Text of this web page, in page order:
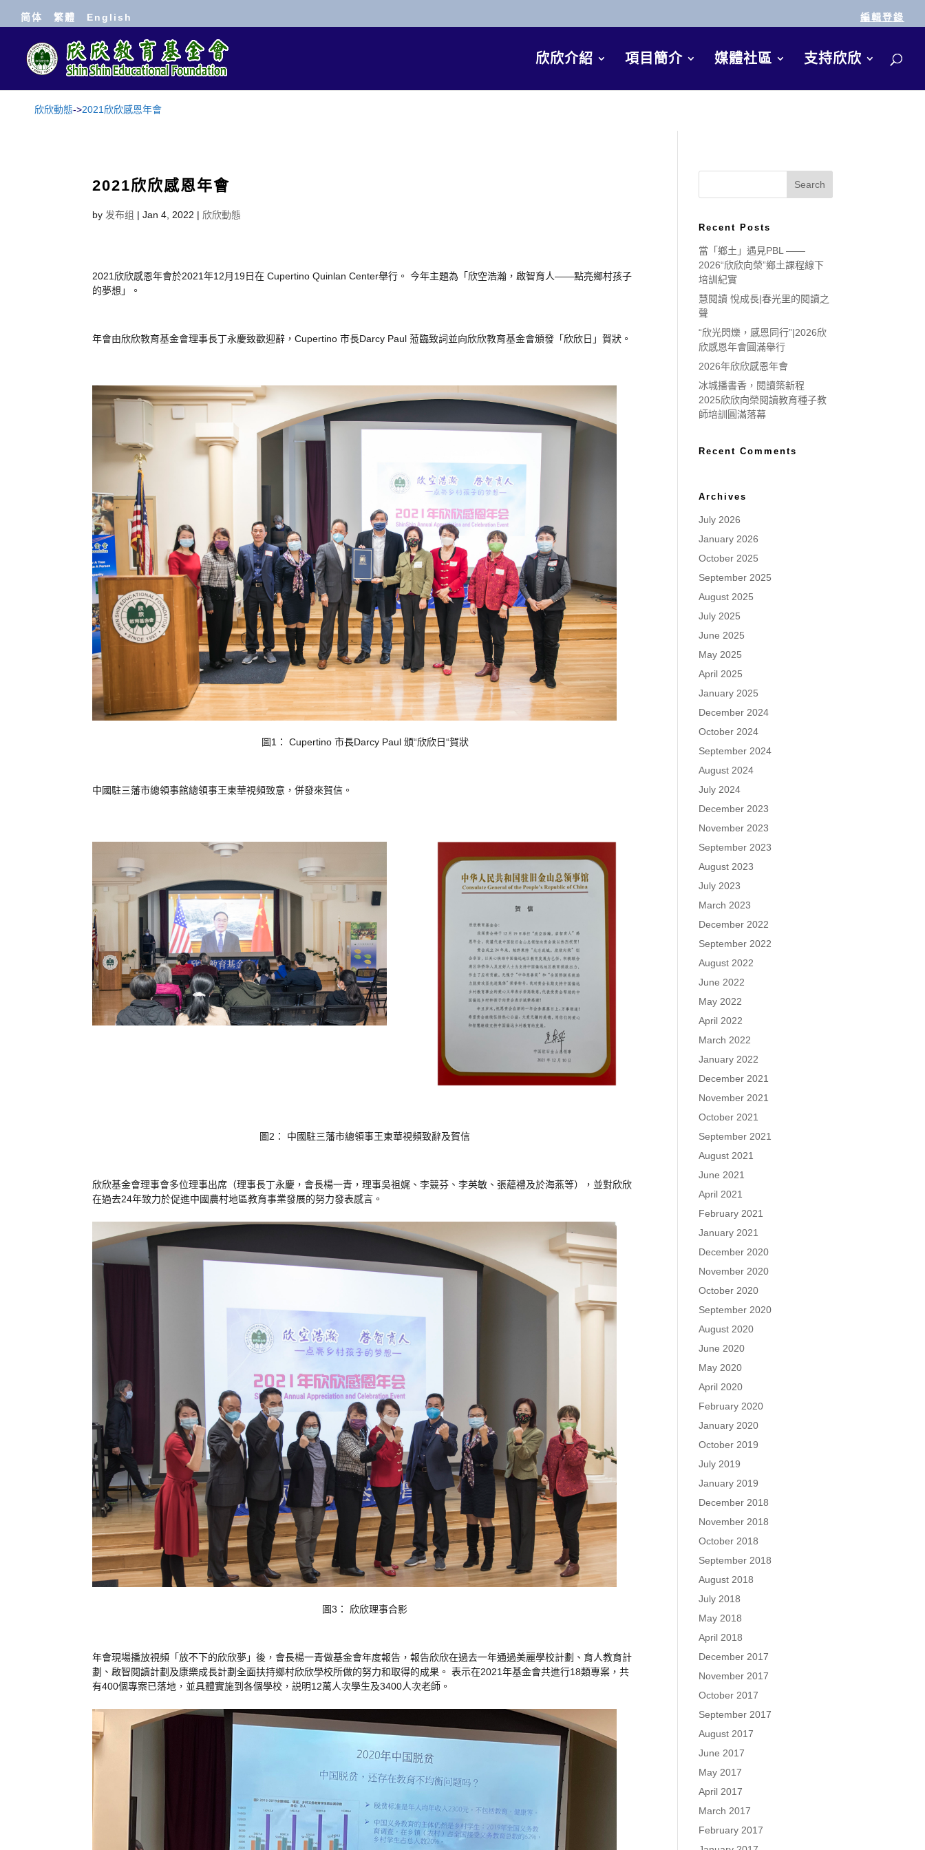
简体 繁體 English 編輯登錄
欣欣介紹 項目簡介 媒體社區 支持欣欣
欣欣動態->2021欣欣感恩年會
2021欣欣感恩年會
by 发布组 |Jan 4, 2022 | 欣欣動態
2021欣欣感恩年會於2021年12月 19日在 Cupertino Quinlan Center舉行 。 今年主題為 「 欣空浩瀚 ，啟智育人——點亮鄉村孩子
的夢想 」。
年會由欣欣教育基金會理事長丁永慶致歡迎辭 ，Cupertino 市長Darcy Paul 蒞臨致詞並向欣欣教育基金會頒發 「 欣欣日 」賀狀 。
圖1： Cupertino 市長Darcy Paul 頒“欣欣日“賀狀
中國駐三藩市總領事館總領事王東華視頻致意 ，併發來賀信 。
圖2 ： 中國駐三藩市總領事王東華視頻致辭及賀信
欣欣基金會理事會多位理事出席（理事長丁永慶 ，會長楊一青 ，理事吳祖娓 、李競芬 、李英敏 、張蘊禮及於海燕等） ，並對欣欣
在過去24年致力於促進中國農村地區教育事業發展的努力發表感言 。
圖3： 欣欣理事合影
年會現場播放視頻 「放不下的欣欣夢」後 ，會長楊一青做基金會年度報告 ，報告欣欣在過去一年通過美麗學校計劃 、育人教育計
劃 、 啟智閱讀計劃 及康樂成長計劃全面扶持鄉村欣欣學校所做的努力和取得的成果 。 表示在2021年基金會共進行18類專案 ，共
有400個專案已落地 ， 並具體實施到各個學校 ，説明12萬人次學生及3400人次老師 。
Recent Posts
當「鄉土」遇見PBL ——
2026“欣欣向榮”鄉土課程線下
培訓紀實
慧閱讀 悅成長|春光里的閱讀之
聲
“欣光閃爍，感恩同行”|2026欣
欣感恩年會圓滿舉行
2026年欣欣感恩年會
冰城播書香，閱讀築新程
2025欣欣向榮閱讀教育種子教
師培訓圓滿落幕
Recent Comments
Archives
July 2026
January 2026
October 2025
September 2025
August 2025
July 2025
June 2025
May 2025
April 2025
January 2025
December 2024
October 2024
September 2024
August 2024
July 2024
December 2023
November 2023
September 2023
August 2023
July 2023
March 2023
December 2022
September 2022
August 2022
June 2022
May 2022
April 2022
March 2022
January 2022
December 2021
November 2021
October 2021
September 2021
August 2021
June 2021
April 2021
February 2021
January 2021
December 2020
November 2020
October 2020
September 2020
August 2020
June 2020
May 2020
April 2020
February 2020
January 2020
October 2019
July 2019
January 2019
December 2018
November 2018
October 2018
September 2018
August 2018
July 2018
May 2018
April 2018
December 2017
November 2017
October 2017
September 2017
August 2017
June 2017
May 2017
April 2017
March 2017
February 2017